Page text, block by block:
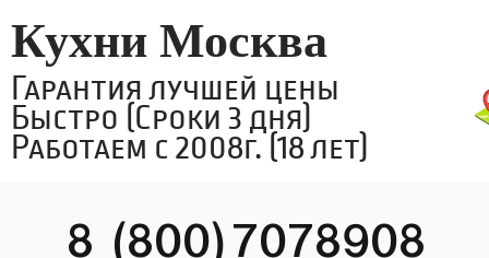
Кухни Москва
Гарантия лучшей цены
Быстро (Сроки 3 дня)
Работаем с 2008г. (18 лет)
8 (800)7078908